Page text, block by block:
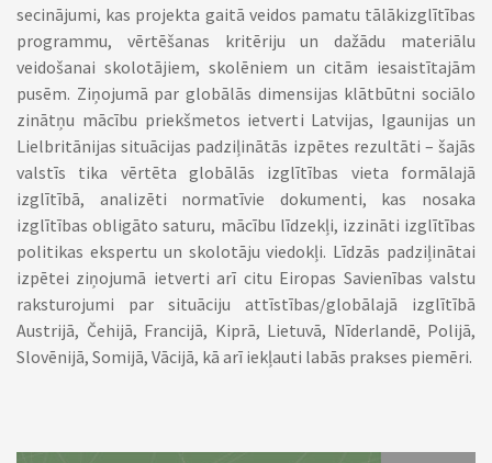
secinājumi, kas projekta gaitā veidos pamatu tālākizglītības
programmu, vērtēšanas kritēriju un dažādu materiālu
veidošanai skolotājiem, skolēniem un citām iesaistītajām
pusēm. Ziņojumā par globālās dimensijas klātbūtni sociālo
zinātņu mācību priekšmetos ietverti Latvijas, Igaunijas un
Lielbritānijas situācijas padziļinātās izpētes rezultāti – šajās
valstīs tika vērtēta globālās izglītības vieta formālajā
izglītībā, analizēti normatīvie dokumenti, kas nosaka
izglītības obligāto saturu, mācību līdzekļi, izzināti izglītības
politikas ekspertu un skolotāju viedokļi. Līdzās padziļinātai
izpētei ziņojumā ietverti arī citu Eiropas Savienības valstu
raksturojumi par situāciju attīstības/globālajā izglītībā
Austrijā, Čehijā, Francijā, Kiprā, Lietuvā, Nīderlandē, Polijā,
Slovēnijā, Somijā, Vācijā, kā arī iekļauti labās prakses piemēri.